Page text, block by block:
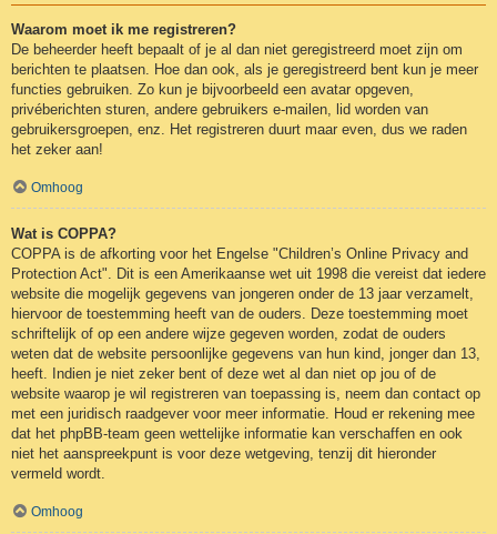
Waarom moet ik me registreren?
De beheerder heeft bepaalt of je al dan niet geregistreerd moet zijn om
berichten te plaatsen. Hoe dan ook, als je geregistreerd bent kun je meer
functies gebruiken. Zo kun je bijvoorbeeld een avatar opgeven,
privéberichten sturen, andere gebruikers e-mailen, lid worden van
gebruikersgroepen, enz. Het registreren duurt maar even, dus we raden
het zeker aan!
Omhoog
Wat is COPPA?
COPPA is de afkorting voor het Engelse "Children’s Online Privacy and
Protection Act". Dit is een Amerikaanse wet uit 1998 die vereist dat iedere
website die mogelijk gegevens van jongeren onder de 13 jaar verzamelt,
hiervoor de toestemming heeft van de ouders. Deze toestemming moet
schriftelijk of op een andere wijze gegeven worden, zodat de ouders
weten dat de website persoonlijke gegevens van hun kind, jonger dan 13,
heeft. Indien je niet zeker bent of deze wet al dan niet op jou of de
website waarop je wil registreren van toepassing is, neem dan contact op
met een juridisch raadgever voor meer informatie. Houd er rekening mee
dat het phpBB-team geen wettelijke informatie kan verschaffen en ook
niet het aanspreekpunt is voor deze wetgeving, tenzij dit hieronder
vermeld wordt.
Omhoog